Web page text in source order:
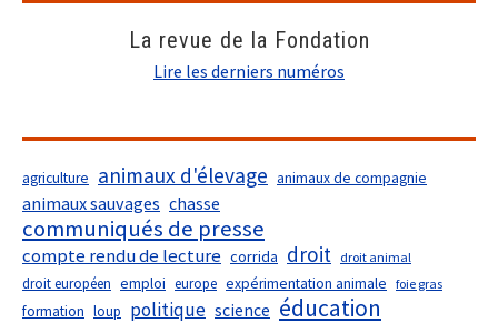
La revue de la Fondation
Lire les derniers numéros
agriculture animaux d'élevage animaux de compagnie
animaux sauvages chasse
communiqués de presse
compte rendu de lecture corrida droit droit animal
droit européen emploi europe expérimentation animale foie gras
formation loup politique science éducation